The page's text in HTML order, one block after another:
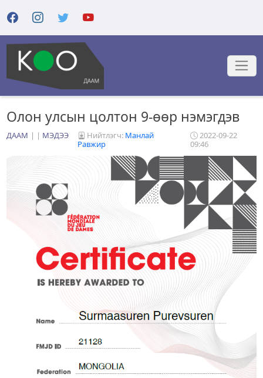
Олон улсын цолтон 9-өөр нэмэгдэв
ДААМ | МЭДЭЭ Нийтлэгч: Манлай
Равжир
2022-09-22
09:46